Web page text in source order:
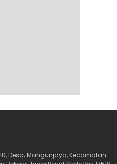
Desa; Mangunjaya, Kecamatan